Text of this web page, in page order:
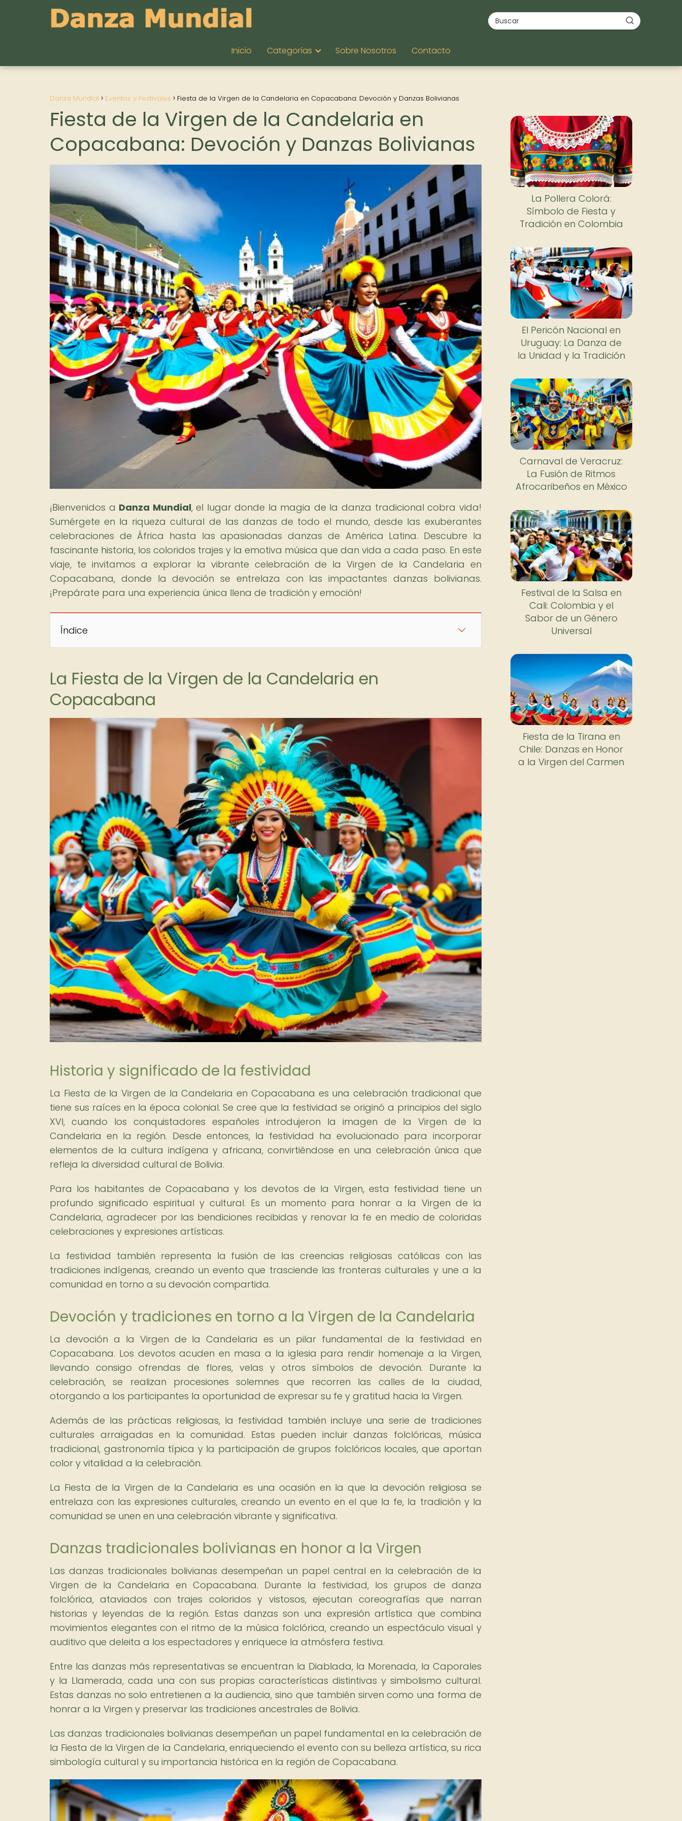
Inicio Categorías Sobre Nosotros Contacto
Danza Mundial Eventos y Festivales Fiesta de la Virgen de la Candelaria en Copacabana: Devoción y Danzas Bolivianas
Fiesta de la Virgen de la Candelaria en
Copacabana: Devoción y Danzas Bolivianas
¡Bienvenidos a Danza Mundial, el lugar donde la magia de la danza tradicional cobra vida!
Sumérgete en la riqueza cultural de las danzas de todo el mundo, desde las exuberantes
celebraciones de África hasta las apasionadas danzas de América Latina. Descubre la
fascinante historia, los coloridos trajes y la emotiva música que dan vida a cada paso. En este
viaje, te invitamos a explorar la vibrante celebración de la Virgen de la Candelaria en
Copacabana, donde la devoción se entrelaza con las impactantes danzas bolivianas.
¡Prepárate para una experiencia única llena de tradición y emoción!
Índice
La Fiesta de la Virgen de la Candelaria en
Copacabana
Historia y significado de la festividad
La Fiesta de la Virgen de la Candelaria en Copacabana es una celebración tradicional que
tiene sus raíces en la época colonial. Se cree que la festividad se originó a principios del siglo
XVI, cuando los conquistadores españoles introdujeron la imagen de la Virgen de la
Candelaria en la región. Desde entonces, la festividad ha evolucionado para incorporar
elementos de la cultura indígena y africana, convirtiéndose en una celebración única que
refleja la diversidad cultural de Bolivia.
Para los habitantes de Copacabana y los devotos de la Virgen, esta festividad tiene un
profundo significado espiritual y cultural. Es un momento para honrar a la Virgen de la
Candelaria, agradecer por las bendiciones recibidas y renovar la fe en medio de coloridas
celebraciones y expresiones artísticas.
La festividad también representa la fusión de las creencias religiosas católicas con las
tradiciones indígenas, creando un evento que trasciende las fronteras culturales y une a la
comunidad en torno a su devoción compartida.
Devoción y tradiciones en torno a la Virgen de la Candelaria
La devoción a la Virgen de la Candelaria es un pilar fundamental de la festividad en
Copacabana. Los devotos acuden en masa a la iglesia para rendir homenaje a la Virgen,
llevando consigo ofrendas de flores, velas y otros símbolos de devoción. Durante la
celebración, se realizan procesiones solemnes que recorren las calles de la ciudad,
otorgando a los participantes la oportunidad de expresar su fe y gratitud hacia la Virgen.
Además de las prácticas religiosas, la festividad también incluye una serie de tradiciones
culturales arraigadas en la comunidad. Estas pueden incluir danzas folclóricas, música
tradicional, gastronomía típica y la participación de grupos folclóricos locales, que aportan
color y vitalidad a la celebración.
La Fiesta de la Virgen de la Candelaria es una ocasión en la que la devoción religiosa se
entrelaza con las expresiones culturales, creando un evento en el que la fe, la tradición y la
comunidad se unen en una celebración vibrante y significativa.
Danzas tradicionales bolivianas en honor a la Virgen
Las danzas tradicionales bolivianas desempeñan un papel central en la celebración de la
Virgen de la Candelaria en Copacabana. Durante la festividad, los grupos de danza
folclórica, ataviados con trajes coloridos y vistosos, ejecutan coreografías que narran
historias y leyendas de la región. Estas danzas son una expresión artística que combina
movimientos elegantes con el ritmo de la música folclórica, creando un espectáculo visual y
auditivo que deleita a los espectadores y enriquece la atmósfera festiva.
Entre las danzas más representativas se encuentran la Diablada, la Morenada, la Caporales
y la Llamerada, cada una con sus propias características distintivas y simbolismo cultural.
Estas danzas no solo entretienen a la audiencia, sino que también sirven como una forma de
honrar a la Virgen y preservar las tradiciones ancestrales de Bolivia.
Las danzas tradicionales bolivianas desempeñan un papel fundamental en la celebración de
la Fiesta de la Virgen de la Candelaria, enriqueciendo el evento con su belleza artística, su rica
simbología cultural y su importancia histórica en la región de Copacabana.
La Pollera Colorá:
Símbolo de Fiesta y
Tradición en Colombia
El Pericón Nacional en
Uruguay: La Danza de
la Unidad y la Tradición
Carnaval de Veracruz:
La Fusión de Ritmos
Afrocaribeños en México
Festival de la Salsa en
Cali: Colombia y el
Sabor de un Género
Universal
Fiesta de la Tirana en
Chile: Danzas en Honor
a la Virgen del Carmen